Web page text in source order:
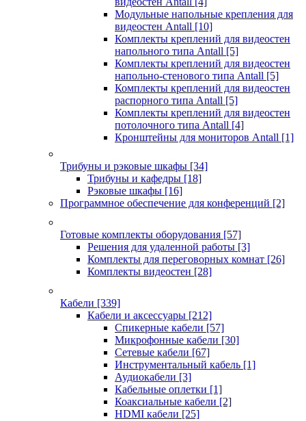
Модульные напольные крепления для
видеостен Antall [10]
Комплекты креплений для видеостен
напольного типа Antall [5]
Комплекты креплений для видеостен
напольно-стенового типа Antall [5]
Комплекты креплений для видеостен
распорного типа Antall [5]
Комплекты креплений для видеостен
потолочного типа Antall [4]
Кронштейны для мониторов Antall [1]
Трибуны и рэковые шкафы [34]
Трибуны и кафедры [18]
Рэковые шкафы [16]
Программное обеспечение для конференций [2]
Готовые комплекты оборудования [57]
Решения для удаленной работы [3]
Комплекты для переговорных комнат [26]
Комплекты видеостен [28]
Кабели [339]
Кабели и аксессуары [212]
Спикерные кабели [57]
Микрофонные кабели [30]
Сетевые кабели [67]
Инструментальный кабель [1]
Аудиокабели [3]
Кабельные оплетки [1]
Коаксиальные кабели [2]
HDMI кабели [25]